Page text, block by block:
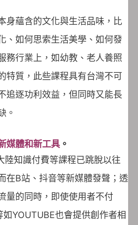
身蘊含的文化與生活品味，比
、如何思索生活美學、如何發
務行業上，如幼教、老人養照
特質，此些課程具有台灣不可
追逐功利效益，但同時又能長
。
媒體和新工具 。
陸知識付費等課程已跳脫以往
在B站、抖音等新媒體發聲；透
量的同時，即使使用者不付
YOUTUBE也會提供創作者相